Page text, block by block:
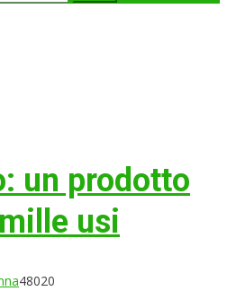
un prodotto
usi
48020